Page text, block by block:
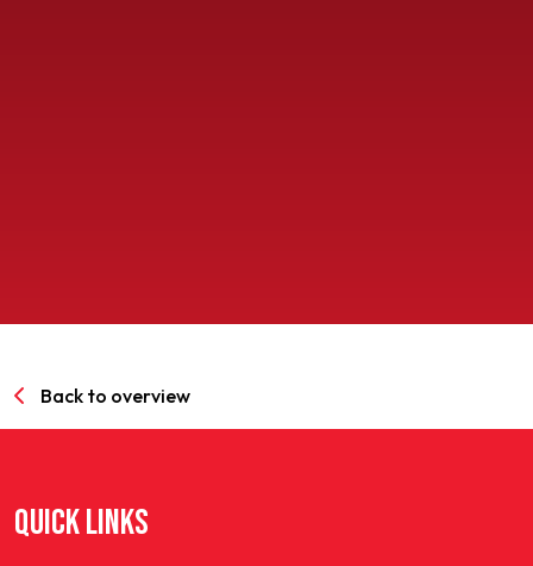
Back to overview
QUICK LINKS